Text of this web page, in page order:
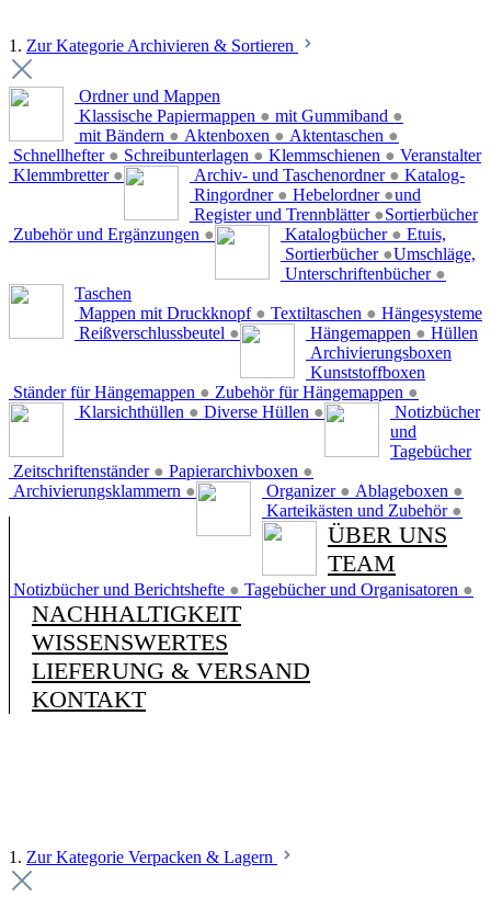
1. Zur Kategorie Archivieren & Sortieren
Ordner und Mappen
Klassische Papiermappen ● mit Gummiband ●
mit Bändern ● Aktenboxen ● Aktentaschen ●
Schnellhefter ● Schreibunterlagen ● Klemmschienen ●
Klemmbretter ●
Veranstalter
Archiv- und Taschenordner ●
Ringordner ● Hebelordner ●
Register und Trennblätter ●
Zubehör und Ergänzungen ●
Katalog-
und
Sortierbücher
Katalogbücher ●
Sortierbücher ●
Unterschriftenbücher ●
Etuis,
Umschläge,
Taschen
Mappen mit Druckknopf ● Textiltaschen ●
Reißverschlussbeutel ●
Hängesysteme
Hängemappen ●
Ständer für Hängemappen ● Zubehör für Hängemappen ●
Hüllen
Klarsichthüllen ● Diverse Hüllen ●
Archivierungsboxen
Zeitschriftenständer ● Papierarchivboxen ●
Archivierungsklammern ●
Kunststoffboxen
Organizer ● Ablageboxen ●
Karteikästen und Zubehör ●
Notizbücher
und
Tagebücher
Notizbücher und Berichtshefte ● Tagebücher und Organisatoren ●
ÜBER UNS
TEAM
NACHHALTIGKEIT
WISSENSWERTES
LIEFERUNG & VERSAND
KONTAKT
1. Zur Kategorie Verpacken & Lagern